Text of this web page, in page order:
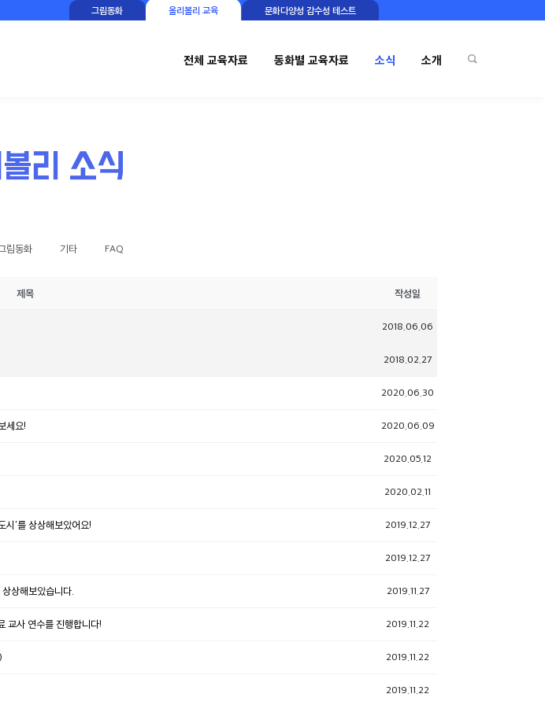
그림동화 올리볼리 교육 문화다양성 감수성 테스트
전체 교육자료 동화별 교육자료 소식 소개
림동화 기타 FAQ
제목 작성일
2018.06.06
2018.02.27
2020.06.30
세요! 2020.06.09
2020.05.12
2020.02.11
시'를 상상해보았어요! 2019.12.27
2019.12.27
상해보았습니다. 2019.11.27
교사 연수를 진행합니다! 2019.11.22
2019.11.22
2019.11.22